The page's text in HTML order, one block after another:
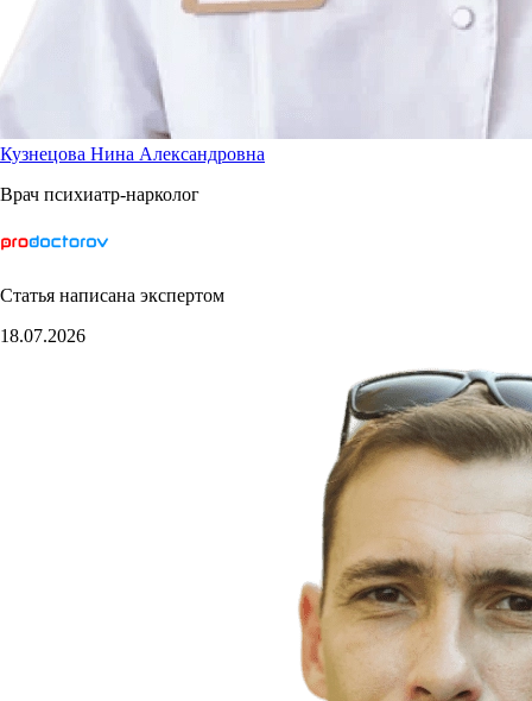
Кузнецова Нина Александровна
Врач психиатр-нарколог
Статья написана экспертом
18.07.2026